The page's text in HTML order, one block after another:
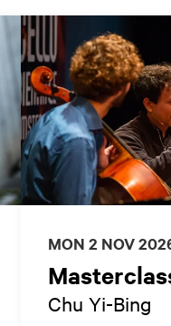
Chu Yi-Bing
MON 2 NOV